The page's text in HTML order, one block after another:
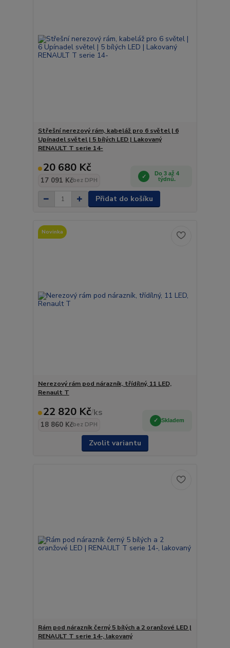
Střešní nerezový rám, kabeláž pro 6 světel | 6
Upínadel světel | 5 bílých LED | Lakovaný
RENAULT T serie 14-
20 680 Kč
17 091 Kčbez DPH
Do 3 až 4
týdnů.
Přidat do košíku
Novinka
Nerezový rám pod nárazník, třídílný, 11 LED,
Renault T
22 820 Kč/ks
18 860 Kčbez DPH
Skladem
Zvolit variantu
Rám pod nárazník černý 5 bílých a 2 oranžové LED |
RENAULT T serie 14-, lakovaný